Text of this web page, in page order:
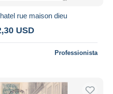
rue maison dieu
USD
Professionista